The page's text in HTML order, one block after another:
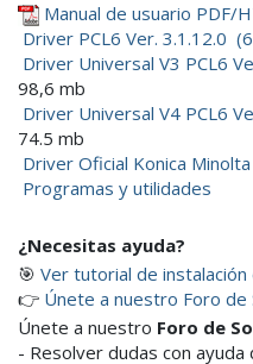
Manual de usuario PDF/
Driver PCL6 Ver. 3.1.12.0
Driver Universal V3 PCL6
98,6 mb
Driver Universal V4 PCL6
74.5 mb
Driver Oficial Konica
Programas y utilidades
¿Necesitas ayuda?
🎯 Ver tutorial de
👉 Únete a nuestro Foro de
Únete a nuestro Foro de
- Resolver dudas con